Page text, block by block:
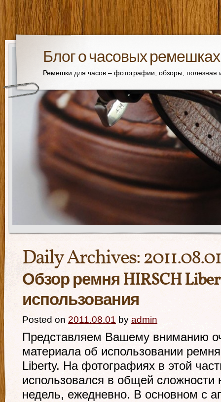
Блог о часовых ремешках
Ремешки для часов – фотографии, обзоры,
Daily Archives:2011.08.01
Обзор ремня HIRSCH
использования
Posted on 2011.08.01 by admin
Представляем Вашему вниманию
материала об использовании
Liberty. На фотографиях в этой
использовался в общей сложности
недель, ежедневно. В основном с